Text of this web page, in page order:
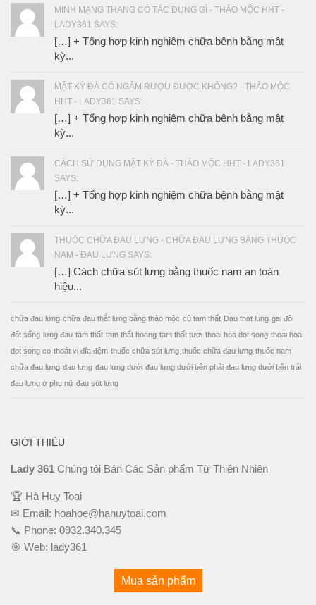
MINH MẠNG THANG CÓ TÁC DỤNG GÌ - THẢO MỘC HHT -
LADY361 SAYS:
[…] + Tổng hợp kinh nghiệm chữa bệnh bằng mật
kỳ...
MẬT KỲ ĐÀ CÓ NGÂM RƯỢU ĐƯỢC KHÔNG? - THẢO MỘC
HHT - LADY361 SAYS:
[…] + Tổng hợp kinh nghiệm chữa bệnh bằng mật
kỳ...
CÁCH SỬ DỤNG MẬT KỲ ĐÀ - THẢO MỘC HHT - LADY361
SAYS:
[…] + Tổng hợp kinh nghiệm chữa bệnh bằng mật
kỳ...
THUỐC CHỮA ĐAU LƯNG - CHỮA ĐAU LƯNG BẰNG THUỐC
NAM - ĐAU LƯNG SAYS:
[…] Cách chữa sút lưng bằng thuốc nam an toàn
hiệu...
chữa đau lưng chữa đau thắt lưng bằng thảo mộc củ tam thất Dau that lung gai đôi
đốt sống lưng đau tam thất tam thất hoang tam thất tươi thoai hoa dot song thoai hoa
dot song co thoát vị đĩa đệm thuốc chữa sút lưng thuốc chữa đau lưng thuốc nam
chữa đau lưng đau lưng đau lưng dưới đau lưng dưới bên phải đau lưng dưới bên trái
đau lưng ở phụ nữ đau sút lưng
GIỚI THIỆU
Lady 361 Chúng tôi Bán Các Sản phẩm Từ Thiên Nhiên
🏆 Hà Huy Toai
✉ Email: hoahoe@hahuytoai.com
📞 Phone: 0932.340.345
🎯 Web: lady361
Mua sản phẩm